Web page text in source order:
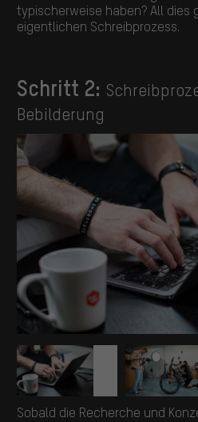
typischerweise haben? All dies
eigentlichen Schreibprozess.
Schritt 2:
Bebilderung
Sobald die Recherche und